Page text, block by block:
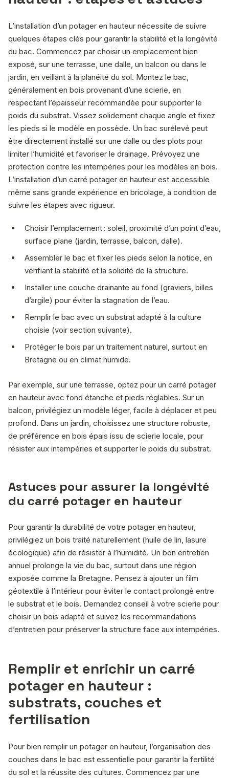
L’installation d’un potager en hauteur nécessite de suivre
quelques étapes clés pour garantir la stabilité et la longévité
du bac. Commencez par choisir un emplacement bien
exposé, sur une terrasse, une dalle, un balcon ou dans le
jardin, en veillant à la planéité du sol. Montez le bac,
généralement en bois provenant d’une scierie, en
respectant l’épaisseur recommandée pour supporter le
poids du substrat. Vissez solidement chaque angle et fixez
les pieds si le modèle en possède. Un bac surélevé peut
être directement installé sur une dalle ou des plots pour
limiter l’humidité et favoriser le drainage. Prévoyez une
protection contre les intempéries pour les modèles en bois.
L’installation d’un carré potager en hauteur est accessible
même sans grande expérience en bricolage, à condition de
suivre les étapes avec rigueur.
Choisir l’emplacement : soleil, proximité d’un point d’eau,
surface plane (jardin, terrasse, balcon, dalle).
Assembler le bac et fixer les pieds selon la notice, en
vérifiant la stabilité et la solidité de la structure.
Installer une couche drainante au fond (graviers, billes
d’argile) pour éviter la stagnation de l’eau.
Remplir le bac avec un substrat adapté à la culture
choisie (voir section suivante).
Protéger le bois par un traitement naturel, surtout en
Bretagne ou en climat humide.
Par exemple, sur une terrasse, optez pour un carré potager
en hauteur avec fond étanche et pieds réglables. Sur un
balcon, privilégiez un modèle léger, facile à déplacer et peu
profond. Dans un jardin, choisissez une structure robuste,
de préférence en bois épais issu de scierie locale, pour
résister aux intempéries et supporter le poids du substrat.
Astuces pour assurer la longévité
du carré potager en hauteur
Pour garantir la durabilité de votre potager en hauteur,
privilégiez un bois traité naturellement (huile de lin, lasure
écologique) afin de résister à l’humidité. Un bon entretien
annuel prolonge la vie du bac, surtout dans une région
exposée comme la Bretagne. Pensez à ajouter un film
géotextile à l’intérieur pour éviter le contact prolongé entre
le substrat et le bois. Demandez conseil à votre scierie pour
choisir un bois adapté et suivez les recommandations
d’entretien pour préserver la structure face aux intempéries.
Remplir et enrichir un carré
potager en hauteur :
substrats, couches et
fertilisation
Pour bien remplir un potager en hauteur, l’organisation des
couches dans le bac est essentielle pour garantir la fertilité
du sol et la réussite des cultures. Commencez par une